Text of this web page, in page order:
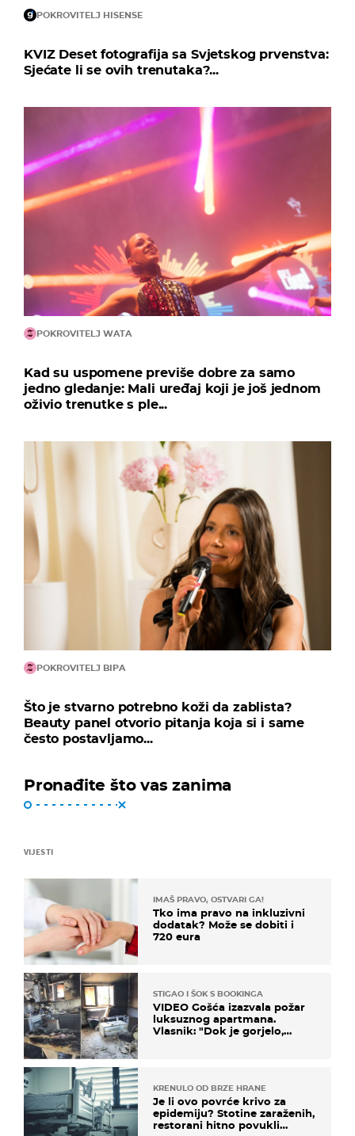
POKROVITELJ HISENSE
KVIZ Deset fotografija sa Svjetskog prvenstva:
Sjećate li se ovih trenutaka?...
POKROVITELJ WATA
Kad su uspomene previše dobre za samo
jedno gledanje: Mali uređaj koji je još jednom
oživio trenutke s ple...
POKROVITELJ BIPA
Što je stvarno potrebno koži da zablista?
Beauty panel otvorio pitanja koja si i same
često postavljamo...
Pronađite što vas zanima
VIJESTI
IMAŠ PRAVO, OSTVARI GA!
Tko ima pravo na inkluzivni
dodatak? Može se dobiti i
720 eura
STIGAO I ŠOK S BOOKINGA
VIDEO Gošća izazvala požar
luksuznog apartmana.
Vlasnik: "Dok je gorjelo,
KRENULO OD BRZE HRANE
Je li ovo povrće krivo za
epidemiju? Stotine zaraženih,
restorani hitno povukli